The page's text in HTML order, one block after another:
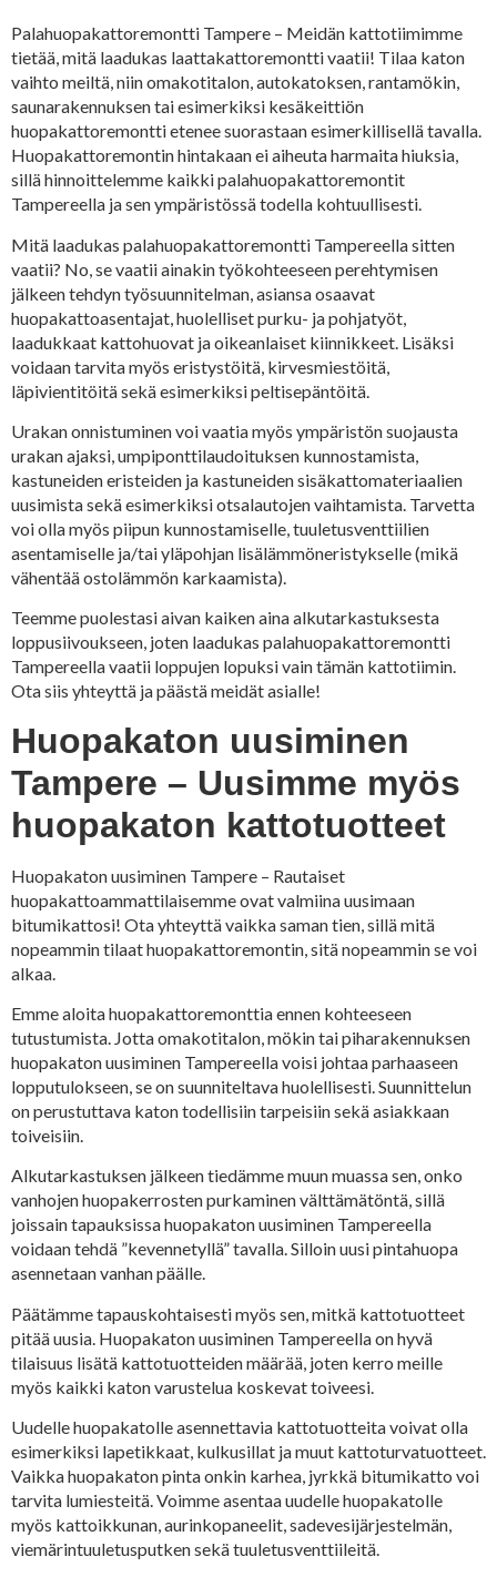
Palahuopakattoremontti Tampere – Meidän kattotiimimme
tietää, mitä laadukas laattakattoremontti vaatii! Tilaa katon
vaihto meiltä, niin omakotitalon, autokatoksen, rantamökin,
saunarakennuksen tai esimerkiksi kesäkeittiön
huopakattoremontti etenee suorastaan esimerkillisellä tavalla.
Huopakattoremontin hintakaan ei aiheuta harmaita hiuksia,
sillä hinnoittelemme kaikki palahuopakattoremontit
Tampereella ja sen ympäristössä todella kohtuullisesti.
Mitä laadukas palahuopakattoremontti Tampereella sitten
vaatii? No, se vaatii ainakin työkohteeseen perehtymisen
jälkeen tehdyn työsuunnitelman, asiansa osaavat
huopakattoasentajat, huolelliset purku- ja pohjatyöt,
laadukkaat kattohuovat ja oikeanlaiset kiinnikkeet. Lisäksi
voidaan tarvita myös eristystöitä, kirvesmiestöitä,
läpivientitöitä sekä esimerkiksi peltisepäntöitä.
Urakan onnistuminen voi vaatia myös ympäristön suojausta
urakan ajaksi, umpiponttilaudoituksen kunnostamista,
kastuneiden eristeiden ja kastuneiden sisäkattomateriaalien
uusimista sekä esimerkiksi otsalautojen vaihtamista. Tarvetta
voi olla myös piipun kunnostamiselle, tuuletusventtiilien
asentamiselle ja/tai yläpohjan lisälämmöneristykselle (mikä
vähentää ostolämmön karkaamista).
Teemme puolestasi aivan kaiken aina alkutarkastuksesta
loppusiivoukseen, joten laadukas palahuopakattoremontti
Tampereella vaatii loppujen lopuksi vain tämän kattotiimin.
Ota siis yhteyttä ja päästä meidät asialle!
Huopakaton uusiminen
Tampere – Uusimme myös
huopakaton kattotuotteet
Huopakaton uusiminen Tampere – Rautaiset
huopakattoammattilaisemme ovat valmiina uusimaan
bitumikattosi! Ota yhteyttä vaikka saman tien, sillä mitä
nopeammin tilaat huopakattoremontin, sitä nopeammin se voi
alkaa.
Emme aloita huopakattoremonttia ennen kohteeseen
tutustumista. Jotta omakotitalon, mökin tai piharakennuksen
huopakaton uusiminen Tampereella voisi johtaa parhaaseen
lopputulokseen, se on suunniteltava huolellisesti. Suunnittelun
on perustuttava katon todellisiin tarpeisiin sekä asiakkaan
toiveisiin.
Alkutarkastuksen jälkeen tiedämme muun muassa sen, onko
vanhojen huopakerrosten purkaminen välttämätöntä, sillä
joissain tapauksissa huopakaton uusiminen Tampereella
voidaan tehdä ”kevennetyllä” tavalla. Silloin uusi pintahuopa
asennetaan vanhan päälle.
Päätämme tapauskohtaisesti myös sen, mitkä kattotuotteet
pitää uusia. Huopakaton uusiminen Tampereella on hyvä
tilaisuus lisätä kattotuotteiden määrää, joten kerro meille
myös kaikki katon varustelua koskevat toiveesi.
Uudelle huopakatolle asennettavia kattotuotteita voivat olla
esimerkiksi lapetikkaat, kulkusillat ja muut kattoturvatuotteet.
Vaikka huopakaton pinta onkin karhea, jyrkkä bitumikatto voi
tarvita lumiesteitä. Voimme asentaa uudelle huopakatolle
myös kattoikkunan, aurinkopaneelit, sadevesijärjestelmän,
viemärintuuletusputken sekä tuuletusventtiileitä.